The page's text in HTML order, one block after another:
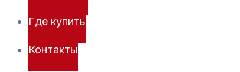
Где купить
Контакты